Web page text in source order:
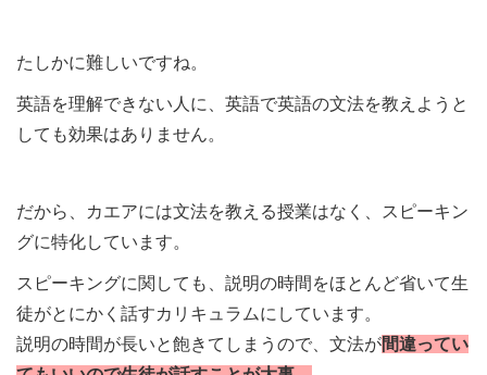
たしかに難しいですね。
英語を理解できない人に、英語で英語の文法を教えようと
しても効果はありません。
だから、カエアには文法を教える授業はなく、スピーキン
グに特化しています。
スピーキングに関しても、説明の時間をほとんど省いて生
徒がとにかく話すカリキュラムにしています。
説明の時間が長いと飽きてしまうので、文法が間違ってい